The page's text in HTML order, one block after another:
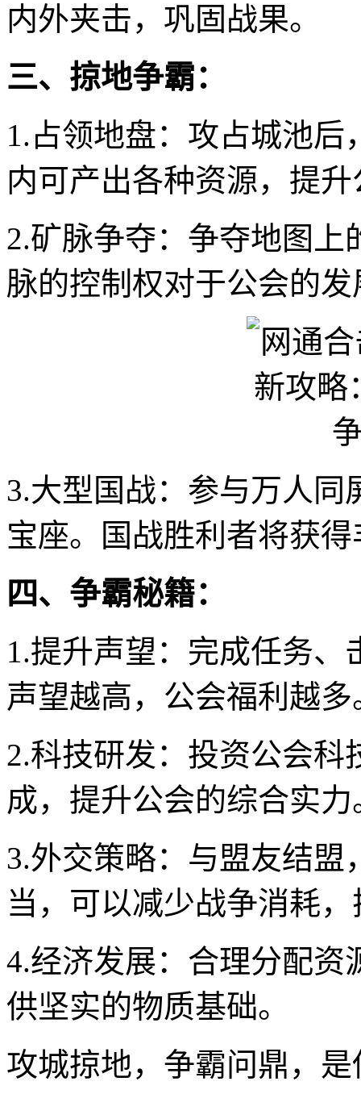
内外夹击，巩固战果。
三、掠地争霸：
1.占领地盘：攻占城池
内可产出各种资源，提
2.矿脉争夺：争夺地图
脉的控制权对于公会的
3.大型国战：参与万人
宝座。国战胜利者将获
四、争霸秘籍：
1.提升声望：完成任务
声望越高，公会福利越多
2.科技研发：投资公会科
成，提升公会的综合实力
3.外交策略：与盟友结
当，可以减少战争消耗
4.经济发展：合理分配资
供坚实的物质基础。
攻城掠地，争霸问鼎，